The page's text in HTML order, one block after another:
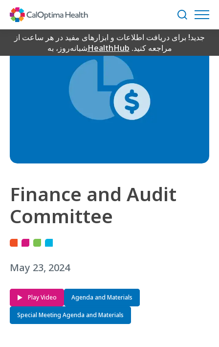
Content
جستجو
جدید! برای دریافت اطلاعات و ابزارهای مفید در هر ساعت از
شبانه‌روز، بهHealthHub مراجعه کنید.
Finance and Audit
Committee
May 23, 2024
Play Video Agenda and Materials
Special Meeting Agenda and Materials